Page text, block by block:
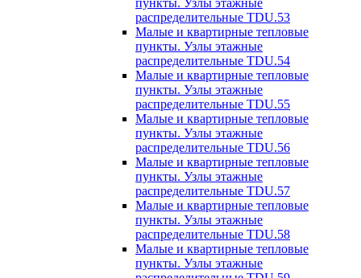
пункты. Узлы этажные
распределительные TDU.53
Малые и квартирные тепловые
пункты. Узлы этажные
распределительные TDU.54
Малые и квартирные тепловые
пункты. Узлы этажные
распределительные TDU.55
Малые и квартирные тепловые
пункты. Узлы этажные
распределительные TDU.56
Малые и квартирные тепловые
пункты. Узлы этажные
распределительные TDU.57
Малые и квартирные тепловые
пункты. Узлы этажные
распределительные TDU.58
Малые и квартирные тепловые
пункты. Узлы этажные